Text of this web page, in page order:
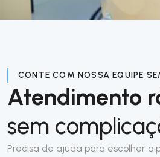
CONTE COM NOSSA EQUIPE
Atendimento
sem
Precisa de ajuda para escolher o